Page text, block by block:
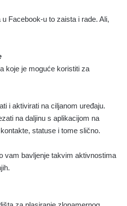
Facebook-u to zaista i rade. Ali,
koje je moguće koristiti za
i aktivirati na ciljanom uređaju.
na daljinu s aplikacijom na
statuse i tome slično.
vam bavljenje takvim aktivnostima